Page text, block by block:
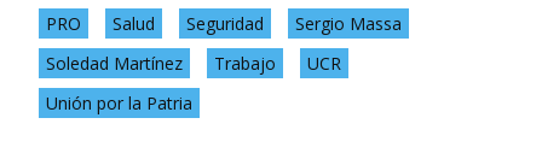
PRO
Salud Seguridad
Sergio Massa
Soledad Martínez
Trabajo
UCR
Unión por la Patria